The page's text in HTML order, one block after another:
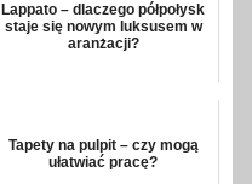
Lappato – dlaczego półpołysk
staje się nowym luksusem w
aranżacji?
Tapety na pulpit – czy mogą
ułatwiać pracę?